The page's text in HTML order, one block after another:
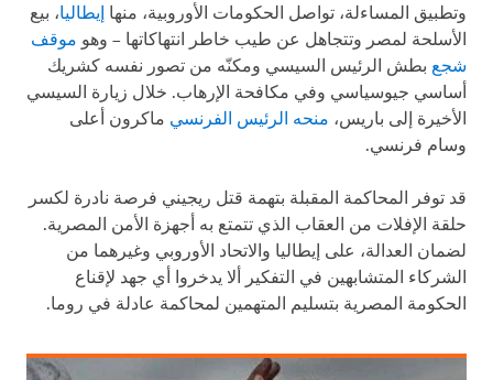
المساءلة، تواصل الحكومات الأوروبية، منهاإيطاليا ، بيع
لمصر وتتجاهل عن طيب خاطر انتهاكاتها – وهو موقف
بطش الرئيس السيسي ومكنّه من تصور نفسه كشريك
جيوسياسي وفي مكافحة الإرهاب. خلال زيارة السيسي
إلى باريس،منحه الرئيس الفرنسيماكرون أعلى
فرنسي.
المحاكمة المقبلة بتهمة قتل ريجيني فرصة نادرة لكسر
الإفلات من العقاب الذي تتمتع به أجهزة الأمن المصرية.
العدالة، على إيطاليا والاتحاد الأوروبي وغيرهما من
المتشابهين في التفكير ألا يدخروا أي جهد لإقناع
المصرية بتسليم المتهمين لمحاكمة عادلة في روما.